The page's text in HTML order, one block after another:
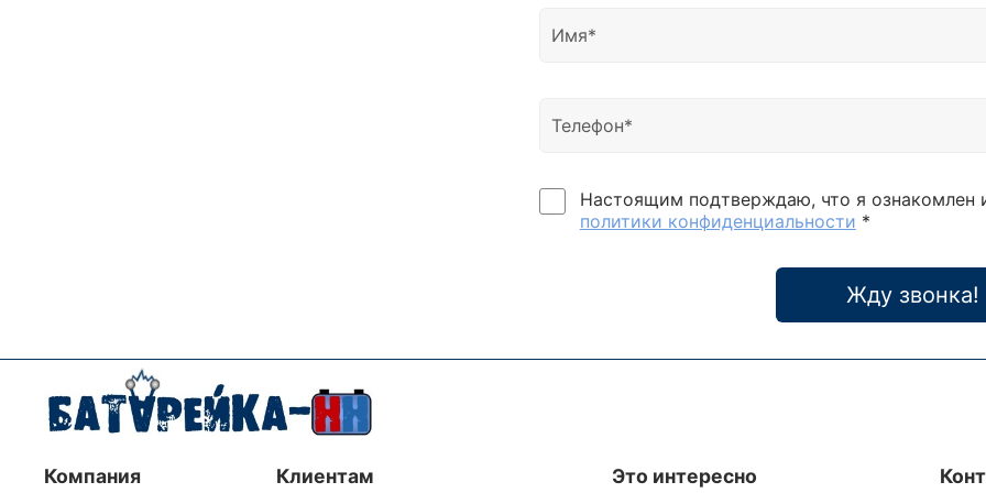
Настоящим подтверждаю, что я ознакомлен
политики конфиденциальности *
Жду звонка!
Компания Клиентам Это интересно